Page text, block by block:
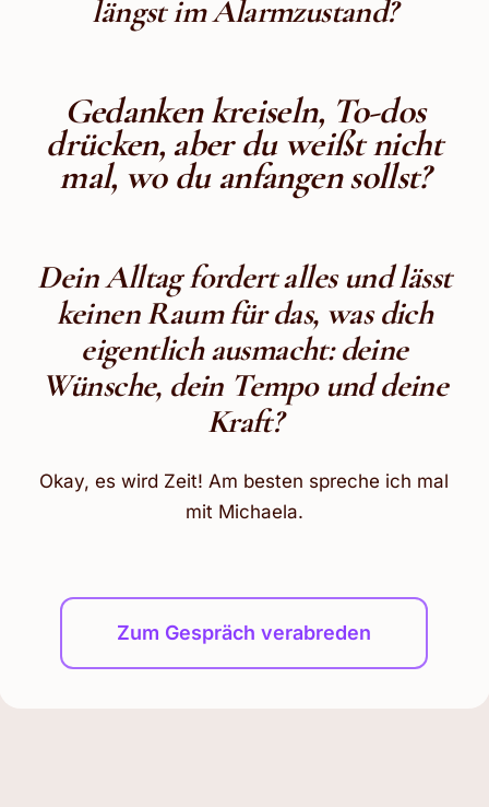
längst im Alarmzustand?
Gedanken kreiseln, To-dos
drücken, aberdu weißt nicht
mal, wo du anfangen sollst?
Dein Alltag fordert alles und lässt
keinen Raum für das, was dich
eigentlich ausmacht: deine
Wünsche, dein Tempo und deine
Kraft?
Okay, es wird Zeit! Am besten spreche ich mal
mit Michaela.
Zum Gespräch verabreden